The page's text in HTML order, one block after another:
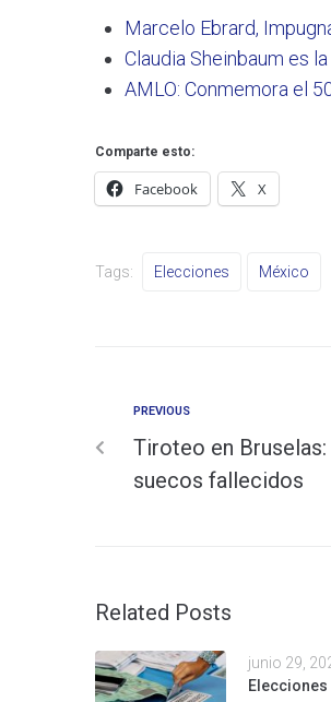
Marcelo Ebrard,
Claudia Sheinbaum es
AMLO: Conmemora el
Comparte esto:
Facebook X
Tags: Elecciones México
PREVIOUS
Tiroteo en
suecos fallecidos
Related Posts
junio 29,
Elecciones